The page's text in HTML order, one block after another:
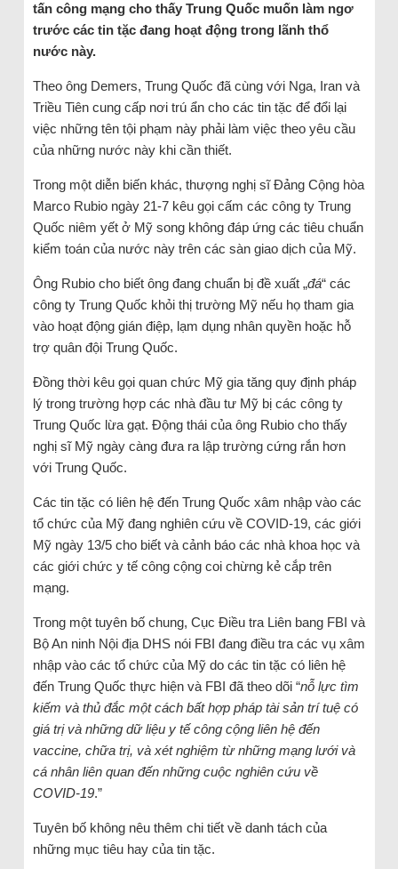
tấn công mạng cho thấy Trung Quốc muốn làm ngơ
trước các tin tặc đang hoạt động trong lãnh thổ
nước này.
Theo ông Demers, Trung Quốc đã cùng với Nga, Iran và
Triều Tiên cung cấp nơi trú ẩn cho các tin tặc để đổi lại
việc những tên tội phạm này phải làm việc theo yêu cầu
của những nước này khi cần thiết.
Trong một diễn biến khác, thượng nghị sĩ Đảng Cộng hòa
Marco Rubio ngày 21-7 kêu gọi cấm các công ty Trung
Quốc niêm yết ở Mỹ song không đáp ứng các tiêu chuẩn
kiểm toán của nước này trên các sàn giao dịch của Mỹ.
Ông Rubio cho biết ông đang chuẩn bị đề xuất „đá“ các
công ty Trung Quốc khỏi thị trường Mỹ nếu họ tham gia
vào hoạt động gián điệp, lạm dụng nhân quyền hoặc hỗ
trợ quân đội Trung Quốc.
Đồng thời kêu gọi quan chức Mỹ gia tăng quy định pháp
lý trong trường hợp các nhà đầu tư Mỹ bị các công ty
Trung Quốc lừa gạt. Động thái của ông Rubio cho thấy
nghị sĩ Mỹ ngày càng đưa ra lập trường cứng rắn hơn
với Trung Quốc.
Các tin tặc có liên hệ đến Trung Quốc xâm nhập vào các
tổ chức của Mỹ đang nghiên cứu về COVID-19, các giới
Mỹ ngày 13/5 cho biết và cảnh báo các nhà khoa học và
các giới chức y tế công cộng coi chừng kẻ cắp trên
mạng.
Trong một tuyên bố chung, Cục Điều tra Liên bang FBI và
Bộ An ninh Nội địa DHS nói FBI đang điều tra các vụ xâm
nhập vào các tổ chức của Mỹ do các tin tặc có liên hệ
đến Trung Quốc thực hiện và FBI đã theo dõi “nỗ lực tìm
kiếm và thủ đắc một cách bất hợp pháp tài sản trí tuệ có
giá trị và những dữ liệu y tế công cộng liên hệ đến
vaccine, chữa trị, và xét nghiệm từ những mạng lưới và
cá nhân liên quan đến những cuộc nghiên cứu về
COVID-19.”
Tuyên bố không nêu thêm chi tiết về danh tách của
những mục tiêu hay của tin tặc.